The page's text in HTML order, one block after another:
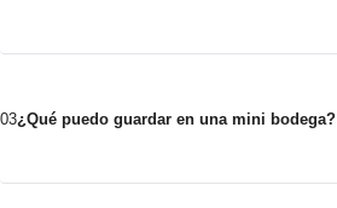
03¿Qué puedo guardar en una mini bodega?